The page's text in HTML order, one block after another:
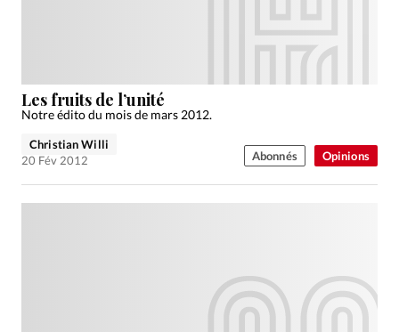
Actualité internationale
Dossier
Eglises Foi Génération réveil
Opinions
Publireportage
Relations Aujourd'hui
Vécu
Vie Intérieure
Opinions
Les fruits de l’unité
Notre édito du mois de mars 2012.
Christian Willi
20 Fév 2012
Abonnés